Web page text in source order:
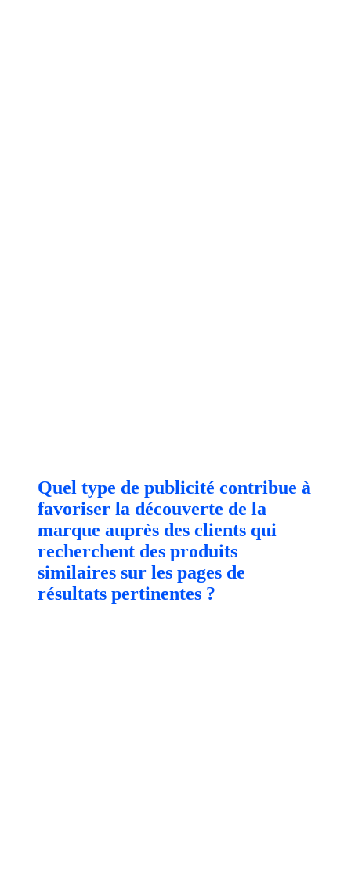
Quel type de publicité contribue à
favoriser la découverte de la
marque auprès des clients qui
recherchent des produits
similaires sur les pages de
résultats pertinentes ?